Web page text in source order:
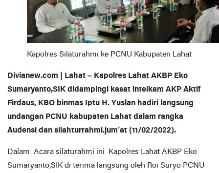
Kapolres Silaturahmi ke PCNU Kabupaten Lahat
Divianew.com | Lahat – Kapolres Lahat AKBP Eko
Sumaryanto,SIK didampingi kasat intelkam AKP Aktif
Firdaus, KBO binmas Iptu H. Yuslan hadiri langsung
undangan PCNU kabupaten Lahat dalam rangka
Audensi dan silahturrahmi.jum’at (11/02/2022).
Dalam Acara silaturahmi ini Kapolres Lahat AKBP Eko
Sumaryanto,SIK di terima langsung oleh Roi Suryo PCNU